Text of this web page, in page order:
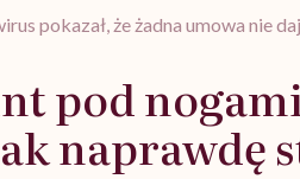
pokazał, że żadna umowa nie
pod
naprawdę